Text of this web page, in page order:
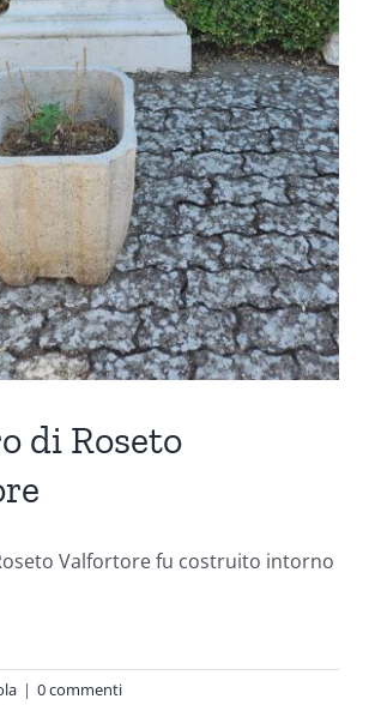
di Roseto
Valfortore fu costruito intorno
| 0 commenti